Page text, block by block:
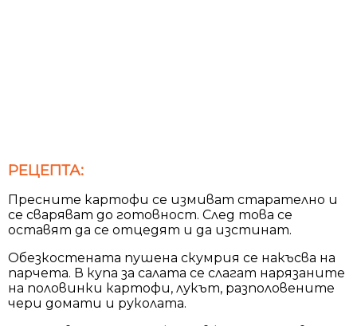
РЕЦЕПТА:
Пресните картофи се измиват старателно и
се сваряват до готовност. След това се
оставят да се отцедят и да изстинат.
Обезкостената пушена скумрия се накъсва на
парчета. В купа за салата се слагат нарязаните
на половинки картофи, лукът, разполовените
чери домати и руколата.